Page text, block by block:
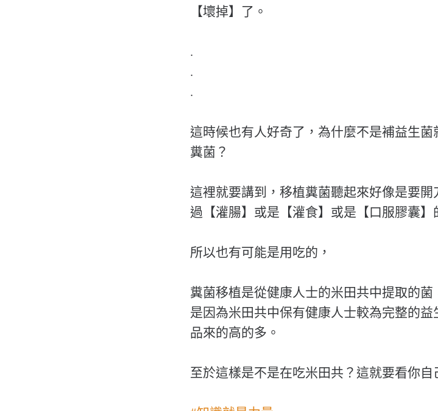
【壞掉】了。
.
.
.
這時候也有人好奇了，為什麼不是補益生
糞菌？
這裡就要講到，移植糞菌聽起來好像是要
過【灌腸】或是【灌食】或是【口服膠囊】
所以也有可能是用吃的，
糞菌移植是從健康人士的米田共中提取的
是因為米田共中保有健康人士較為完整的
品來的高的多。
至於這樣是不是在吃米田共？這就要看你